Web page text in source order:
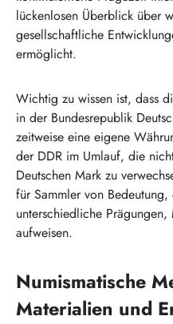
lückenlosen Überblick über
gesellschaftliche
ermöglicht.
Wichtig zu wissen ist, dass
in der Bundesrepublik
zeitweise eine eigene
der DDR im Umlauf, die
Deutschen Mark zu
für Sammler von
unterschiedliche
aufweisen.
Numismatische
Materialien und